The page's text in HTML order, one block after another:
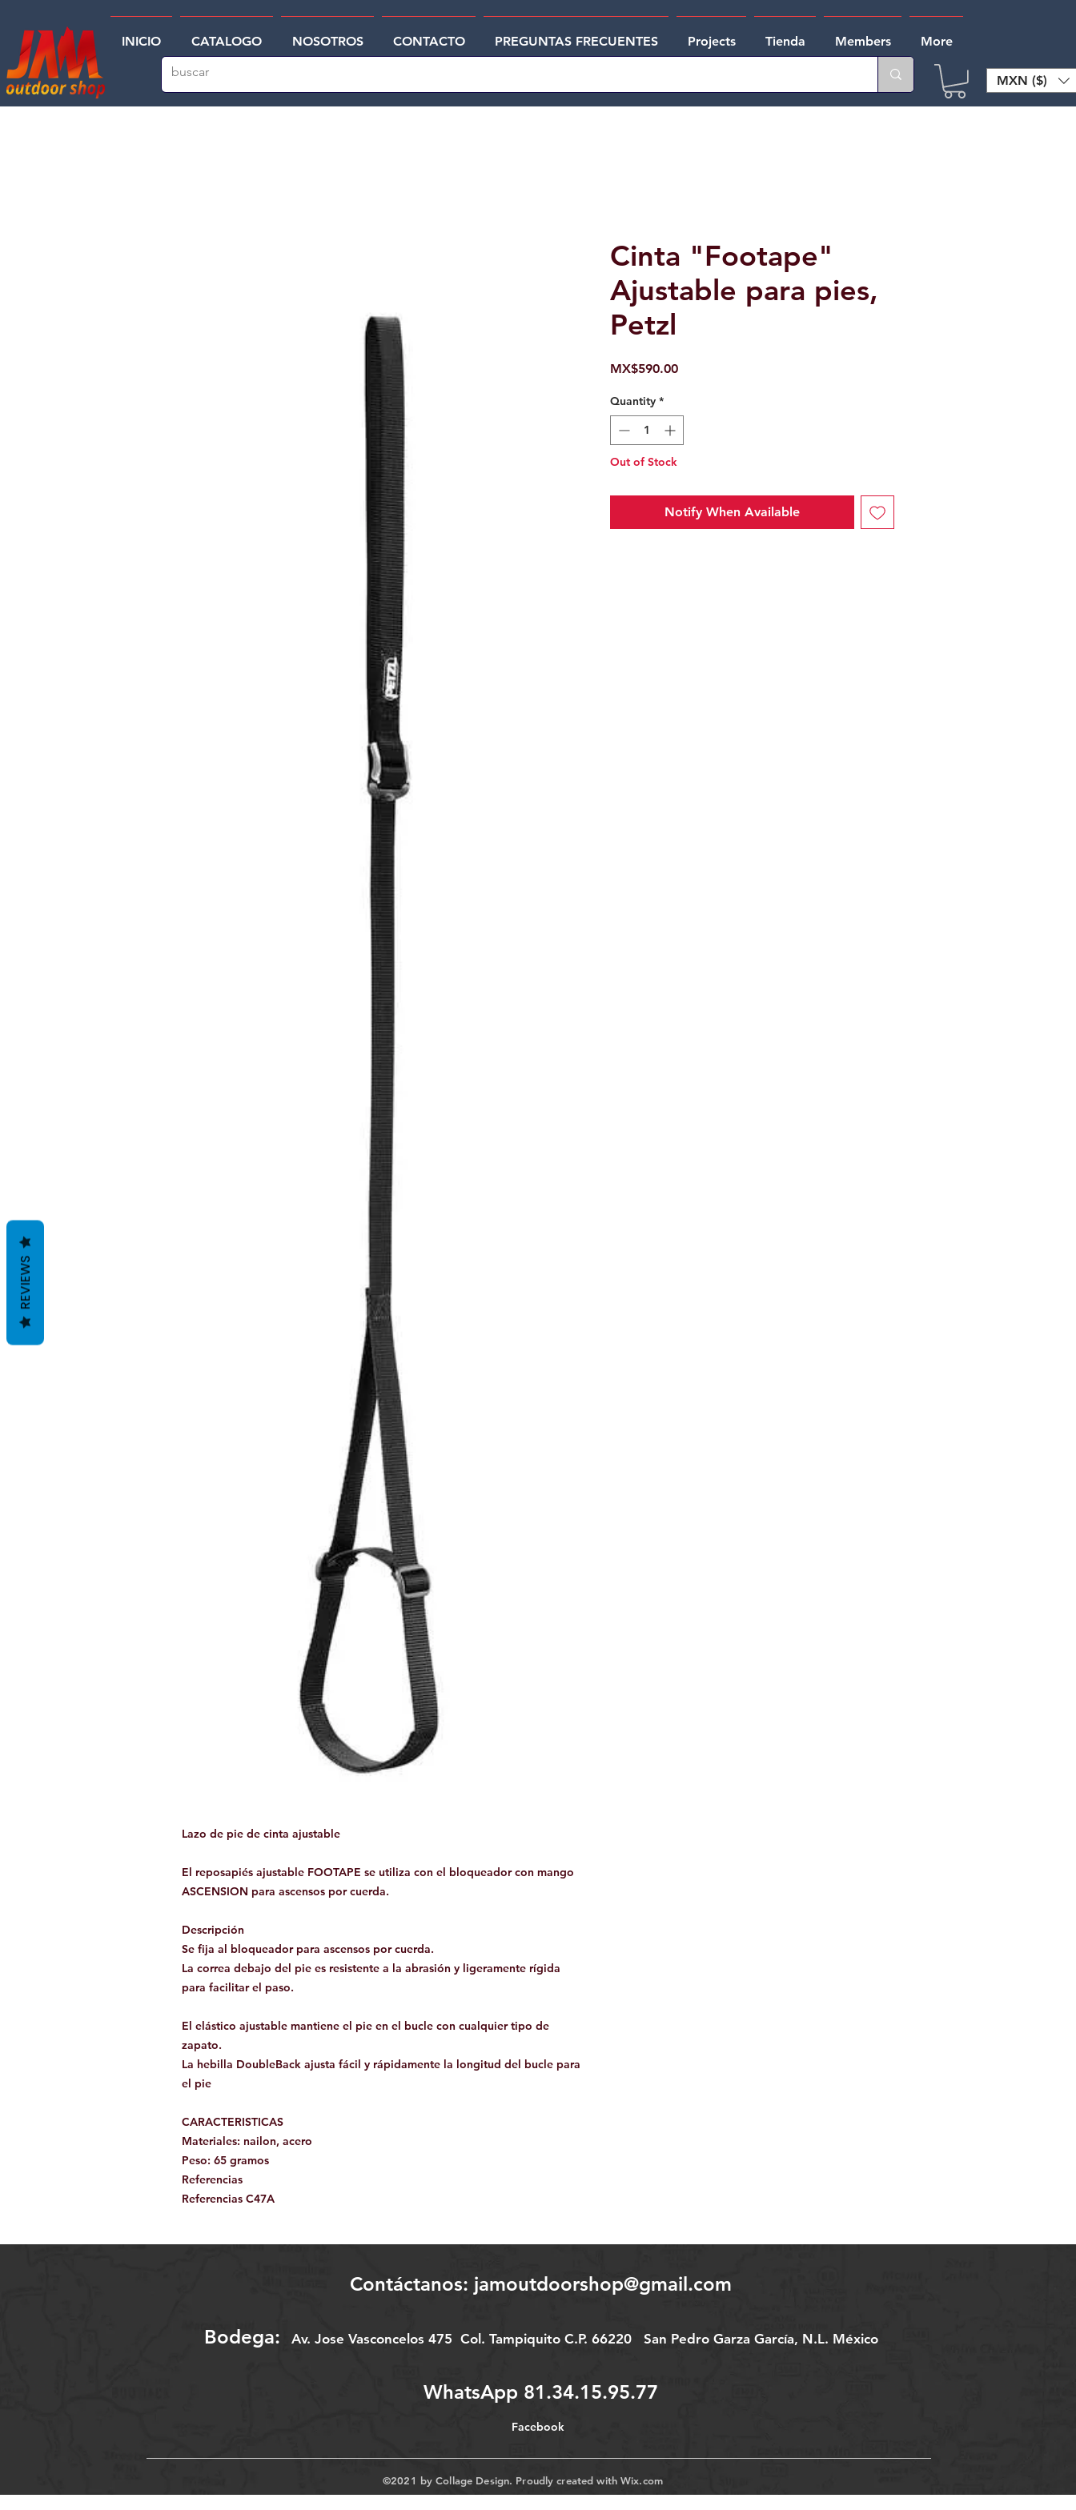
INICIO CATALOGO NOSOTROS CONTACTO PREGUNTAS FRECUENTES Projects Tienda Members More
MXN ($)
Lazo de pie de cinta ajustable
El reposapiés ajustable FOOTAPE se utiliza con el bloqueador con mango
ASCENSION para ascensos por cuerda.
Descripción
Se fija al bloqueador para ascensos por cuerda.
La correa debajo del pie es resistente a la abrasión y ligeramente rígida
para facilitar el paso.
El elástico ajustable mantiene el pie en el bucle con cualquier tipo de
zapato.
La hebilla DoubleBack ajusta fácil y rápidamente la longitud del bucle para
el pie
CARACTERISTICAS
Materiales: nailon, acero
Peso: 65 gramos
Referencias
Referencias C47A
Cinta "Footape"
Ajustable para pies,
Petzl
MX$590.00Price
Quantity *
Out of Stock
Notify When Available
Contáctanos: jamoutdoorshop@gmail.com
Bodega: Av. Jose Vasconcelos 475 Col. Tampiquito C.P. 66220 San Pedro Garza García, N.L. México
WhatsApp 81.34.15.95.77
Facebook
©2021 by Collage Design. Proudly created withWix.com
REVIEWS